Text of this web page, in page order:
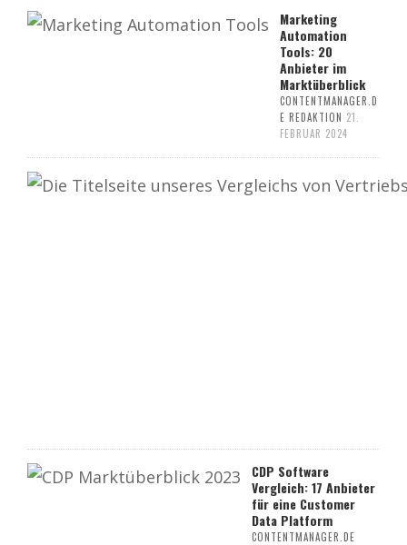
Marketing
Automation
Tools: 20
Anbieter im
Marktüberblick
CONTENTMANAGER.D
E REDAKTION 21.
FEBRUAR 2024
CDP Software
Vergleich: 17 Anbieter
für eine Customer
Data Platform
CONTENTMANAGER.DE